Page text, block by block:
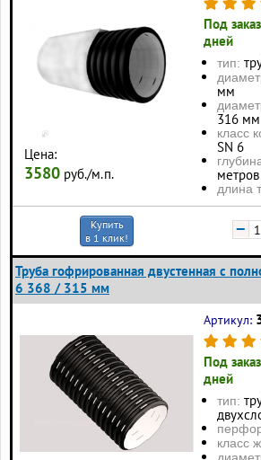
Цена:
3580 руб./м.п.
Под
дней
тип:
мм
316 мм
класс
SN 6
метров
длина
Купить
в 1 клик!
−
Труба гофрированная двустенная с
6 368 / 315 мм
Артикул:
Под
дней
тип:
класс